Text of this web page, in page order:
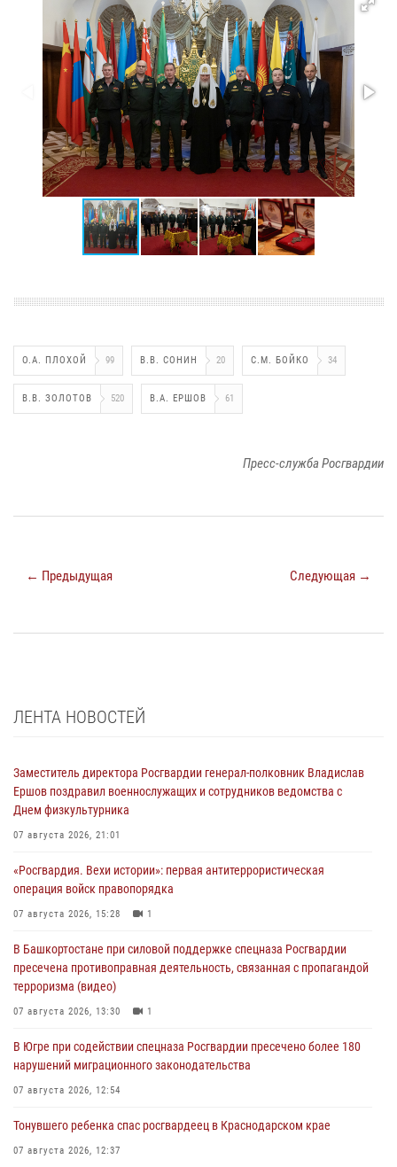
О.А. ПЛОХОЙ 99 В.В. СОНИН 20 С.М. БОЙКО 34
В.В. ЗОЛОТОВ 520 В.А. ЕРШОВ 61
Пресс-служба Росгвардии
← Предыдущая Следующая →
ЛЕНТА НОВОСТЕЙ
Заместитель директора Росгвардии генерал-полковник Владислав
Ершов поздравил военнослужащих и сотрудников ведомства с
Днем физкультурника
07 августа 2026, 21:01
«Росгвардия. Вехи истории»: первая антитеррористическая
операция войск правопорядка
07 августа 2026, 15:28 1
В Башкортостане при силовой поддержке спецназа Росгвардии
пресечена противоправная деятельность, связанная с пропагандой
терроризма (видео)
07 августа 2026, 13:30 1
В Югре при содействии спецназа Росгвардии пресечено более 180
нарушений миграционного законодательства
07 августа 2026, 12:54
Тонувшего ребенка спас росгвардеец в Краснодарском крае
07 августа 2026, 12:37